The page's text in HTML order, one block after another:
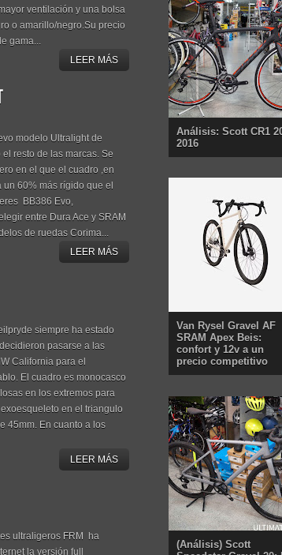
ventilación y una bolsa
o amarillo/negro.Su precio
gama...
LEER MÁS
modelo Ultralight de
resto de las marcas. Se
en el que el cuadro ,en
60% más rígido que el
BB386 Evo,
entre Dura Ace y SRAM
de ruedas Corima...
LEER MÁS
siempre ha estado
pasarse a las
California para el
El cuadro es monocasco
en los extremos para
en el triangulo
45mm. En cuanto a los
LEER MÁS
ultraligeros FRM ha
la versión full
Análisis: Scott CR1
2016
Van Rysel Gravel AF
SRAM Apex Beis:
confort y 12v a un
precio competitivo
(Análisis) Scott